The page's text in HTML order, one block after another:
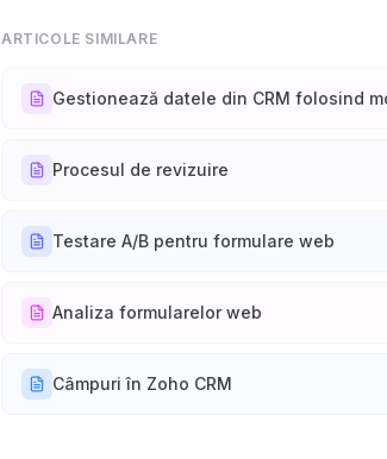
ARTICOLE SIMILARE
Gestionează datele din CRM folosind
Procesul de revizuire
Testare A/B pentru formulare web
Analiza formularelor web
Câmpuri în Zoho CRM